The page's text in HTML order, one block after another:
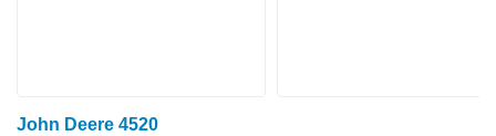
John Deere 4520